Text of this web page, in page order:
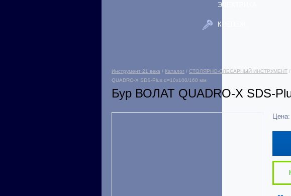
ЭЛЕКТРИКА
КРЕПЕЖ
Инструмент 21 века / Каталог / СТОЛЯРНО-СЛЕСАРНЫЙ ИНСТРУМЕНТ /
QUADRO-X SDS-Plus d=10х100/160 мм
Бур ВОЛАТ QUADRO-X SDS-
Цена: